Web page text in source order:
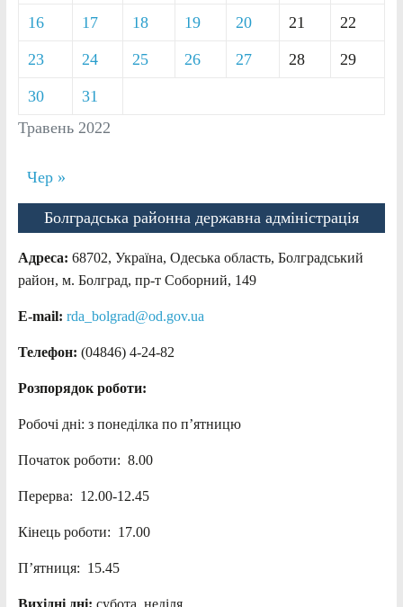
Травень 2022
16 17 18 19 20 21 22
23 24 25 26 27 28 29
30 31
Чер »
Болградська районна державна адміністрація
Адреса: 68702, Україна, Одеська область, Болградський
район, м. Болград, пр-т Соборний, 149
E-mail: rda_bolgrad@od.gov.ua
Телефон: (04846) 4-24-82
Розпорядок роботи:
Робочі дні: з понеділка по п’ятницю
Початок роботи: 8.00
Перерва: 12.00-12.45
Кінець роботи: 17.00
П’ятниця: 15.45
Вихідні дні: субота, неділя